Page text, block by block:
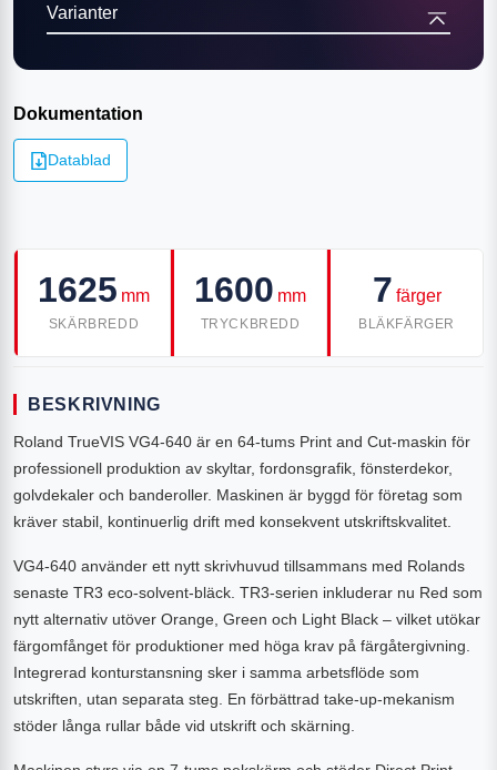
Varianter
Dokumentation
Datablad
1625 mm
SKÄRBREDD
1600 mm
TRYCKBREDD
7 färger
BLÄKFÄRGER
BESKRIVNING
Roland TrueVIS VG4-640 är en 64-tums Print and Cut-maskin för
professionell produktion av skyltar, fordonsgrafik, fönsterdekor,
golvdekaler och banderoller. Maskinen är byggd för företag som
kräver stabil, kontinuerlig drift med konsekvent utskriftskvalitet.
VG4-640 använder ett nytt skrivhuvud tillsammans med Rolands
senaste TR3 eco-solvent-bläck. TR3-serien inkluderar nu Red som
nytt alternativ utöver Orange, Green och Light Black – vilket utökar
färgomfånget för produktioner med höga krav på färgåtergivning.
Integrerad konturstansning sker i samma arbetsflöde som
utskriften, utan separata steg. En förbättrad take-up-mekanism
stöder långa rullar både vid utskrift och skärning.